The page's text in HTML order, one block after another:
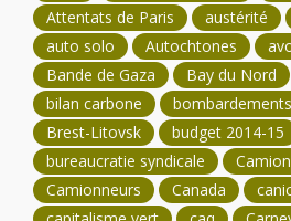
Attentats de Paris
austérité
auto solo
Autochtones
Bande de Gaza
Bay du Nord
bilan carbone
bombardements
Brest-Litovsk
budget 2014-15
bureaucratie syndicale
Camionneurs
Canada